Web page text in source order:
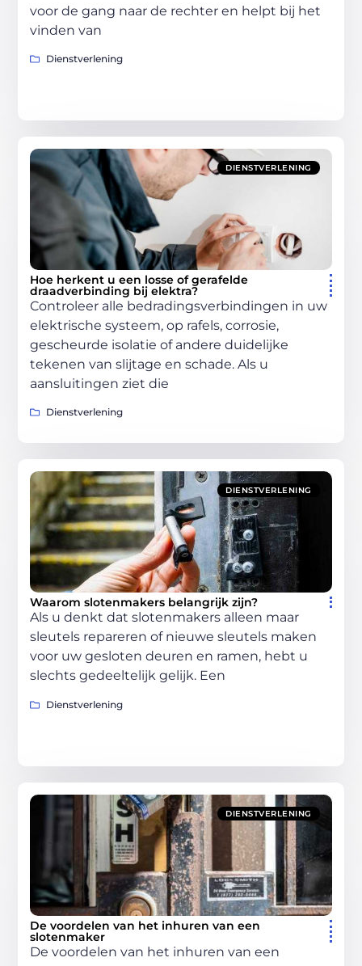
voor de gang naar de rechter en helpt bij het
vinden van
Dienstverlening
DIENSTVERLENING
Hoe herkent u een losse of gerafelde
draadverbinding bij elektra?
Controleer alle bedradingsverbindingen in uw
elektrische systeem, op rafels, corrosie,
gescheurde isolatie of andere duidelijke
tekenen van slijtage en schade. Als u
aansluitingen ziet die
Dienstverlening
DIENSTVERLENING
Waarom slotenmakers belangrijk zijn?
Als u denkt dat slotenmakers alleen maar
sleutels repareren of nieuwe sleutels maken
voor uw gesloten deuren en ramen, hebt u
slechts gedeeltelijk gelijk. Een
Dienstverlening
DIENSTVERLENING
De voordelen van het inhuren van een
slotenmaker
De voordelen van het inhuren van een